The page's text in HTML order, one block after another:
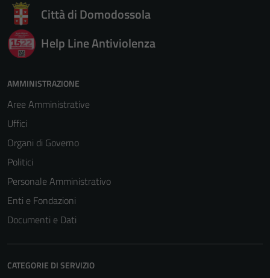
Città di Domodossola
Help Line Antiviolenza
AMMINISTRAZIONE
Aree Amministrative
Uffici
Organi di Governo
Politici
Personale Amministrativo
Enti e Fondazioni
Documenti e Dati
CATEGORIE DI SERVIZIO